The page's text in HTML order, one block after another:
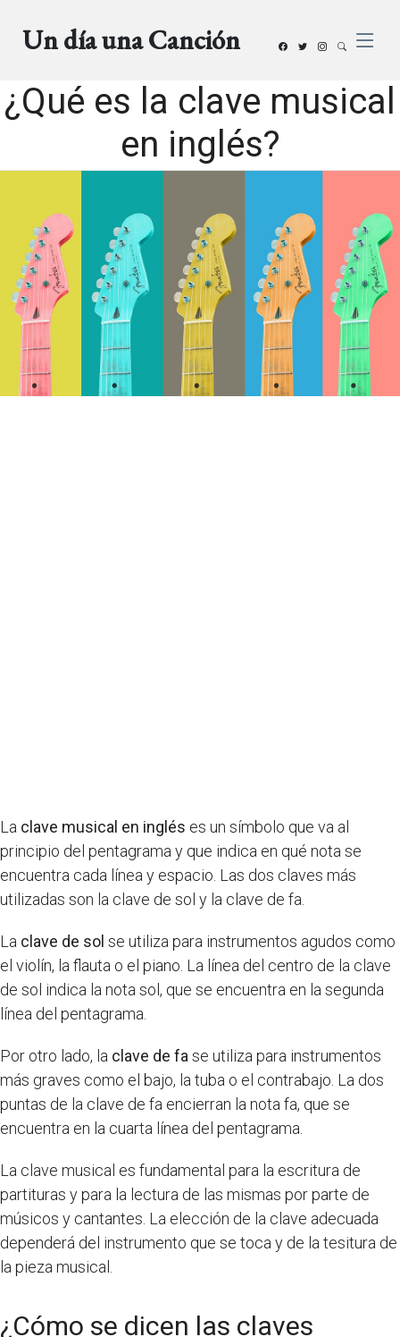
Un día una Canción
¿Qué es la clave musical
en inglés?
La clave musical en inglés es un símbolo que va al
principio del pentagrama y que indica en qué nota se
encuentra cada línea y espacio. Las dos claves más
utilizadas son la clave de sol y la clave de fa.
La clave de sol se utiliza para instrumentos agudos como
el violín, la flauta o el piano. La línea del centro de la clave
de sol indica la nota sol, que se encuentra en la segunda
línea del pentagrama.
Por otro lado, la clave de fase utiliza para instrumentos
más graves como el bajo, la tuba o el contrabajo. La dos
puntas de la clave de fa encierran la nota fa, que se
encuentra en la cuarta línea del pentagrama.
La clave musical es fundamental para la escritura de
partituras y para la lectura de las mismas por parte de
músicos y cantantes. La elección de la clave adecuada
dependerá del instrumento que se toca y de la tesitura de
la pieza musical.
¿Cómo se dicen las claves